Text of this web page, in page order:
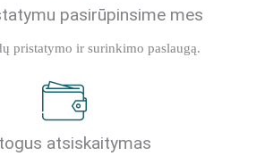
pasirūpinsime mes
pristatymo ir surinkimo paslaugą.
atsiskaitymas